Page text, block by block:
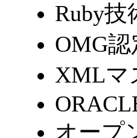
Ruby技
OMG
XMLマ
オープ